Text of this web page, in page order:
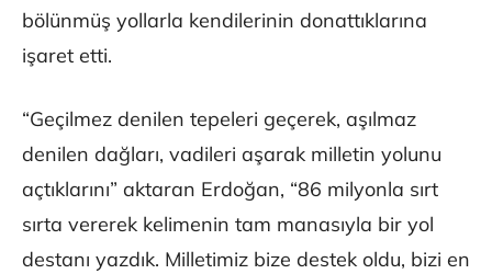
bölünmüş yollarla kendilerinin donattıklarına
işaret etti.
“Geçilmez denilen tepeleri geçerek, aşılmaz
denilen dağları, vadileri aşarak milletin yolunu
açtıklarını” aktaran Erdoğan, “86 milyonla sırt
sırta vererek kelimenin tam manasıyla bir yol
destanı yazdık. Milletimiz bize destek oldu, bizi en